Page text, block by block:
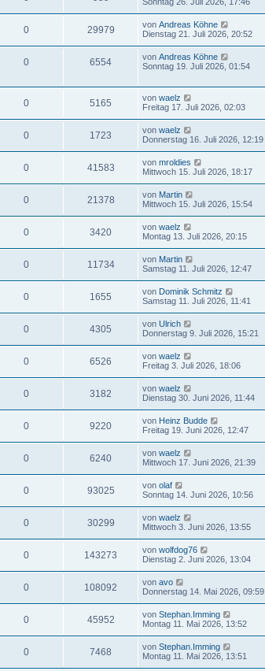
0 29979 von Andreas Köhne
Dienstag 21. Juli 2026, 20:52
0 6554 von Andreas Köhne
Sonntag 19. Juli 2026, 01:54
0 5165 von waelz
Freitag 17. Juli 2026, 02:03
0 1723 von waelz
Donnerstag 16. Juli 2026, 12:19
0 41583 von mroldies
Mittwoch 15. Juli 2026, 18:17
0 21378 von Martin
Mittwoch 15. Juli 2026, 15:54
0 3420 von waelz
Montag 13. Juli 2026, 20:15
0 11734 von Martin
Samstag 11. Juli 2026, 12:47
0 1655 von Dominik Schmitz
Samstag 11. Juli 2026, 11:41
0 4305 von Ulrich
Donnerstag 9. Juli 2026, 15:21
0 6526 von waelz
Freitag 3. Juli 2026, 18:06
0 3182 von waelz
Dienstag 30. Juni 2026, 11:44
0 9220 von Heinz Budde
Freitag 19. Juni 2026, 12:47
0 6240 von waelz
Mittwoch 17. Juni 2026, 21:39
0 93025 von olaf
Sonntag 14. Juni 2026, 10:56
0 30299 von waelz
Mittwoch 3. Juni 2026, 13:55
0 143273 von wolfdog76
Dienstag 2. Juni 2026, 13:04
0 108092 von avo
Donnerstag 14. Mai 2026, 09:59
0 45952 von Stephan.Imming
Montag 11. Mai 2026, 13:52
0 7468 von Stephan.Imming
Montag 11. Mai 2026, 13:51